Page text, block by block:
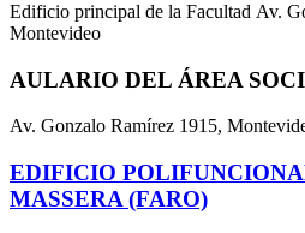
Edificio principal de la Facultad Av.
Montevideo
AULARIO DEL ÁREA
Av. Gonzalo Ramírez 1915,
EDIFICIO
MASSERA (FARO)